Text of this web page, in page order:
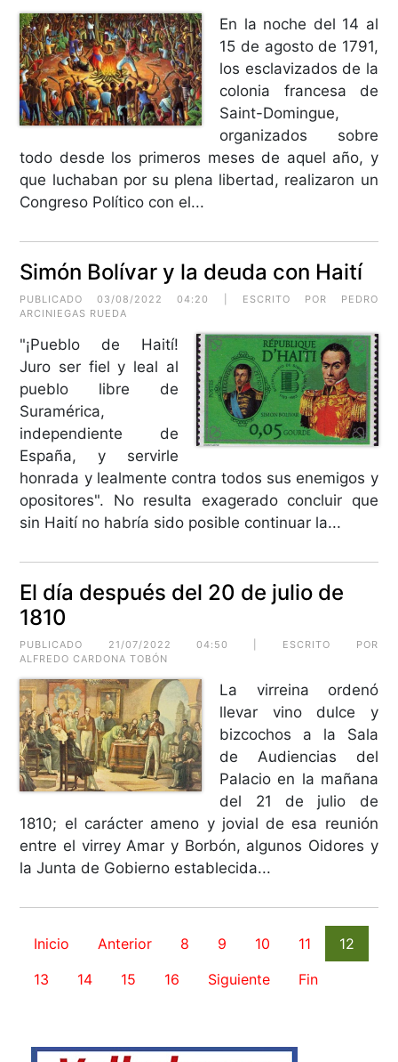
En la noche del 14 al
15 de agosto de 1791,
los esclavizados de la
colonia francesa de
Saint-Domingue,
organizados sobre
todo desde los primeros meses de aquel año, y
que luchaban por su plena libertad, realizaron un
Congreso Político con el...
Simón Bolívar y la deuda con Haití
PUBLICADO 03/08/2022 04:20 | ESCRITO POR PEDRO
ARCINIEGAS RUEDA
"¡Pueblo de Haití!
Juro ser fiel y leal al
pueblo libre de
Suramérica,
independiente de
España, y servirle
honrada y lealmente contra todos sus enemigos y
opositores". No resulta exagerado concluir que
sin Haití no habría sido posible continuar la...
El día después del 20 de julio de
1810
PUBLICADO 21/07/2022 04:50 | ESCRITO POR
ALFREDO CARDONA TOBÓN
La virreina ordenó
llevar vino dulce y
bizcochos a la Sala
de Audiencias del
Palacio en la mañana
del 21 de julio de
1810; el carácter ameno y jovial de esa reunión
entre el virrey Amar y Borbón, algunos Oidores y
la Junta de Gobierno establecida...
Inicio Anterior 8 9 10 11
12
13
14 15 16 Siguiente Fin